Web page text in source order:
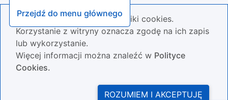
Przejdź do menu głównego
Nasza strona wykorzystuje pliki cookies.
Korzystanie z witryny oznacza zgodę na ich zapis
lub wykorzystanie.
Więcej informacji można znaleźć w Polityce
Cookies.
ROZUMIEM I AKCEPTUJĘ